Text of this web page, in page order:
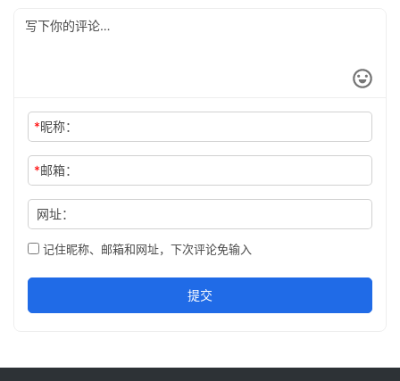
*昵称：
*邮箱：
网址：
记住昵称、邮箱和网址，下次评论免输入
提交